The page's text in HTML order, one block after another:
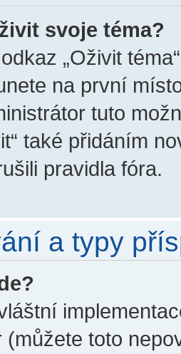
svoje téma?
„Oživit
na první
tuto
také přidáním
pravidla fóra.
a typy
(můžete toto